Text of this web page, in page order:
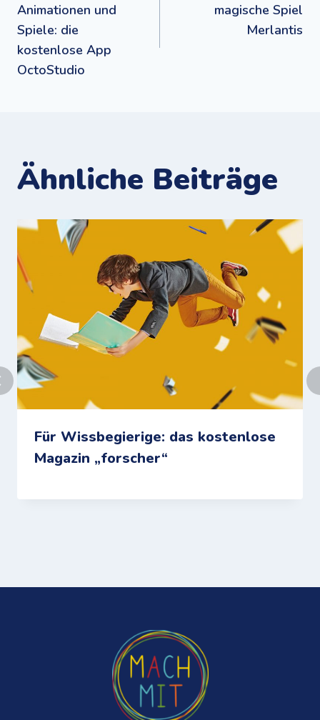
Animationen und
Spiele: die
kostenlose App
OctoStudio
magische Spiel
Merlantis
Ähnliche Beiträge
Für Wissbegierige: das kostenlose
Magazin „forscher“